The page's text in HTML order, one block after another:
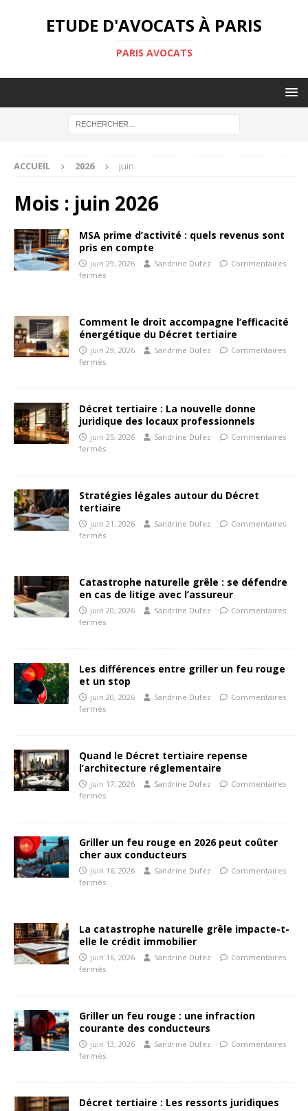
ETUDE D'AVOCATS À PARIS
PARIS AVOCATS
ACCUEIL 2026 juin
Mois : juin 2026
MSA prime d’activité : quels revenus sont
pris en compte
juin 29, 2026 Sandrine Dufez
Commentaires
fermés
Comment le droit accompagne l’efficacité
énergétique du Décret tertiaire
juin 29, 2026 Sandrine Dufez
Commentaires
fermés
Décret tertiaire : La nouvelle donne
juridique des locaux professionnels
juin 25, 2026 Sandrine Dufez
Commentaires
fermés
Stratégies légales autour du Décret
tertiaire
juin 21, 2026 Sandrine Dufez
Commentaires
fermés
Catastrophe naturelle grêle : se défendre
en cas de litige avec l’assureur
juin 20, 2026 Sandrine Dufez
Commentaires
fermés
Les différences entre griller un feu rouge
et un stop
juin 20, 2026 Sandrine Dufez
Commentaires
fermés
Quand le Décret tertiaire repense
l’architecture réglementaire
juin 17, 2026 Sandrine Dufez
Commentaires
fermés
Griller un feu rouge en 2026 peut coûter
cher aux conducteurs
juin 16, 2026 Sandrine Dufez
Commentaires
fermés
La catastrophe naturelle grêle impacte-t-
elle le crédit immobilier
juin 16, 2026 Sandrine Dufez
Commentaires
fermés
Griller un feu rouge : une infraction
courante des conducteurs
juin 13, 2026 Sandrine Dufez
Commentaires
fermés
Décret tertiaire : Les ressorts juridiques